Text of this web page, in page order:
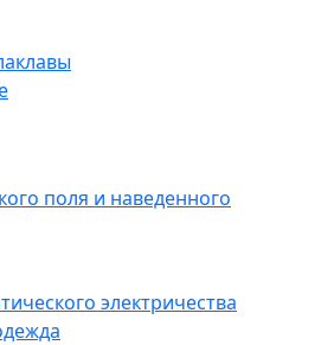
поля и наведенного
электричества